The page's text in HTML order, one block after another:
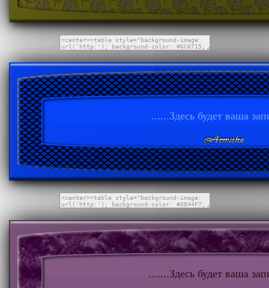
......Здесь будет ваша
.......Здесь будет ваша